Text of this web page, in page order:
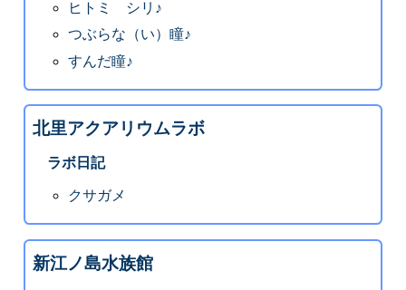
ヒトミ シリ♪
つぶらな（い）瞳♪
すんだ瞳♪
北里アクアリウムラボ
ラボ日記
クサガメ
新江ノ島水族館